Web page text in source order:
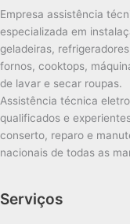
Empresa assistência
especializada em
geladeiras,
fornos, cooktops,
de lavar e secar roupas.
Assistência técnica
qualificados e
conserto, reparo e
nacionais de todas as
Serviços